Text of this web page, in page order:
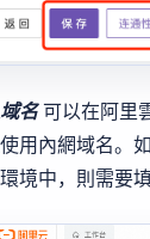
名可以在阿里
用內網域名。
境中，則需要